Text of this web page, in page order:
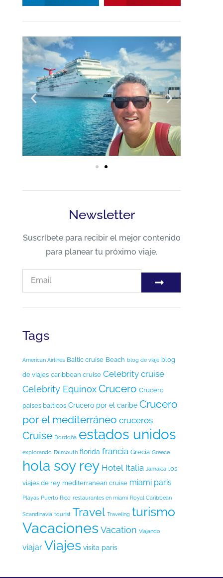
Newsletter
Suscríbete para recibir el mejor contenido
para planear tu próximo viaje.
Tags
American Airlines Baltic cruise Beach blog de viaje blog
de viajes caribbean cruise Celebrity cruise
Celebrity EquinoxCrucero Crucero
paises balticos Crucero por el caribe Crucero
por el mediterráneo cruceros
Cruise Dordoña estados unidos
explorando Falmouth florida francia Grecia Greece
hola soy rey Hotel Italia Jamaica los
viajes de rey mediterranean cruise miami paris
Playas Puerto Rico restaurantes en miami Royal Caribbean
Scandinavia tourist Travel Traveling turismo
Vacaciones Vacation Viajando
viajar Viajes visita paris